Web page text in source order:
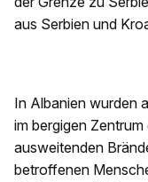
aus Serbien und
In Albanien wurden
im bergigen
ausweitenden
betroffenen